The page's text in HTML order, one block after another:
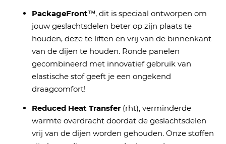
PackageFront™, dit is speciaal ontworpen om
jouw geslachtsdelen beter op zijn plaats te
houden, deze te liften en vrij van de binnenkant
van de dijen te houden. Ronde panelen
gecombineerd met innovatief gebruik van
elastische stof geeft je een ongekend
draagcomfort!
Reduced Heat Transfer(rht), verminderde
warmte overdracht doordat de geslachtsdelen
vrij van de dijen worden gehouden. Onze stoffen